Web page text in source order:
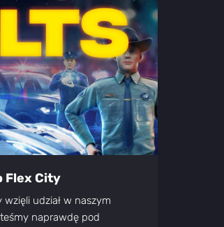
Flex City
udział w naszym
naprawdę pod